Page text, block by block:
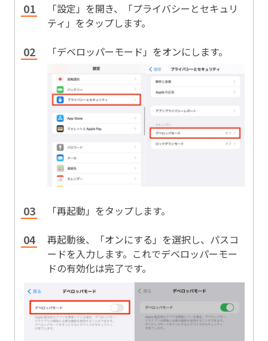
「設定」を開き、「プライバシーとセキュリ
ティ」をタップします。
「デベロッパーモード」をオンにします。
「再起動」をタップします。
再起動後、「オンにする」を選択し、パスコ
ードを入力します。これでデベロッパーモー
ドの有効化は完了です。